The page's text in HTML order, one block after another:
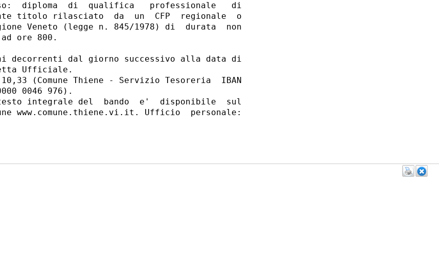
diploma  di  qualifica   professionale   di
titolo rilasciato  da  un  CFP  regionale  o
Veneto (legge n. 845/1978) di  durata  non
ore 800.
decorrenti dal giorno successivo alla data di
Ufficiale.
(Comune Thiene - Servizio Tesoreria  IBAN
0046 976).
integrale del  bando  e'  disponibile  sul
www.comune.thiene.vi.it. Ufficio  personale: